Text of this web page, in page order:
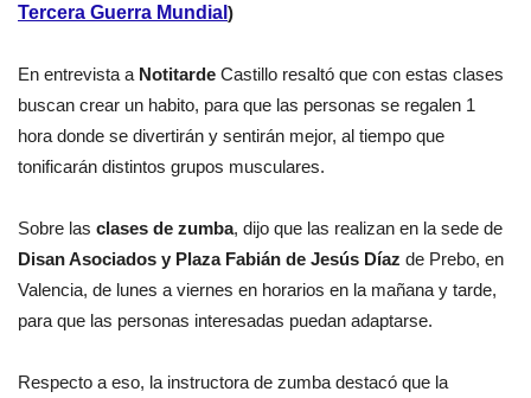
Tercera Guerra Mundial )
En entrevista a Notitarde Castillo resaltó que con estas clases
buscan crear un habito, para que las personas se regalen 1
hora donde se divertirán y sentirán mejor, al tiempo que
tonificarán distintos grupos musculares.
Sobre las clases de zumba, dijo que las realizan en la sede de
Disan Asociados y Plaza Fabián de Jesús Díaz de Prebo, en
Valencia, de lunes a viernes en horarios en la mañana y tarde,
para que las personas interesadas puedan adaptarse.
Respecto a eso, la instructora de zumba destacó que la